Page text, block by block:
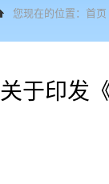
您现在的位置： 首页
关于印发